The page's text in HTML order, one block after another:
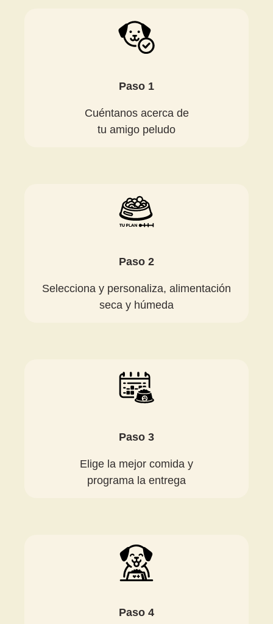
Paso 1
Cuéntanos acerca de
tu amigo peludo
Paso 2
Selecciona y personaliza, alimentación
seca y húmeda
Paso 3
Elige la mejor comida y
programa la entrega
Paso 4